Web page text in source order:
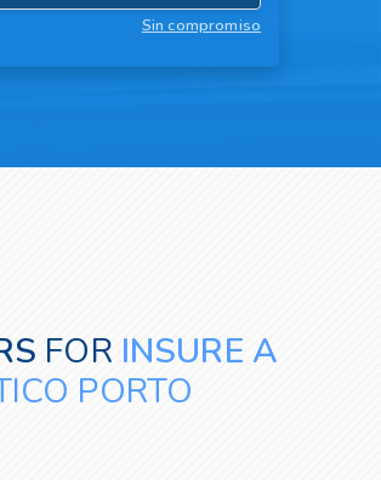
Sin compromiso
FOR INSURE A
PORTO